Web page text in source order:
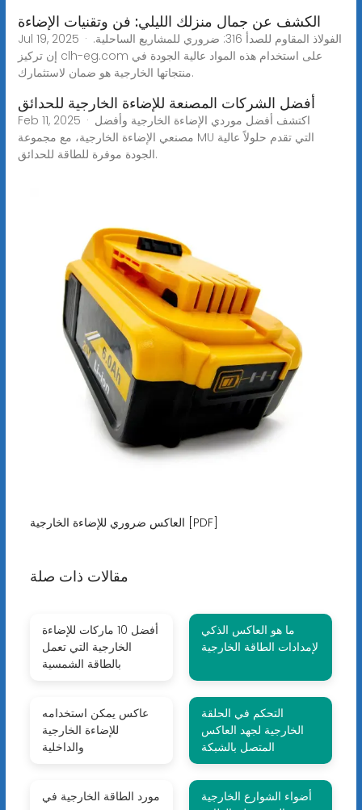
الكشف عن جمال منزلك الليلي: فن وتقنيات الإضاءة
Jul 19, 2025 · الفولاذ المقاوم للصدأ 316: ضروري للمشاريع الساحلية.
إن تركيز clh-eg.com على استخدام هذه المواد عالية الجودة في
منتجاتها الخارجية هو ضمان لاستثمارك.
أفضل الشركات المصنعة للإضاءة الخارجية للحدائق
Feb 11, 2025 · اكتشف أفضل موردي الإضاءة الخارجية وأفضل
مصنعي الإضاءة الخارجية، مع مجموعة MU التي تقدم حلولاً عالية
الجودة موفرة للطاقة للحدائق.
العاكس ضروري للإضاءة الخارجية [PDF]
مقالات ذات صلة
أفضل 10 ماركات للإضاءة
الخارجية التي تعمل
بالطاقة الشمسية
ما هو العاكس الذكي
لإمدادات الطاقة الخارجية
عاكس يمكن استخدامه
للإضاءة الخارجية
والداخلية
التحكم في الحلقة
الخارجية لجهد العاكس
المتصل بالشبكة
مورد الطاقة الخارجية في
أضواء الشوارع الخارجية